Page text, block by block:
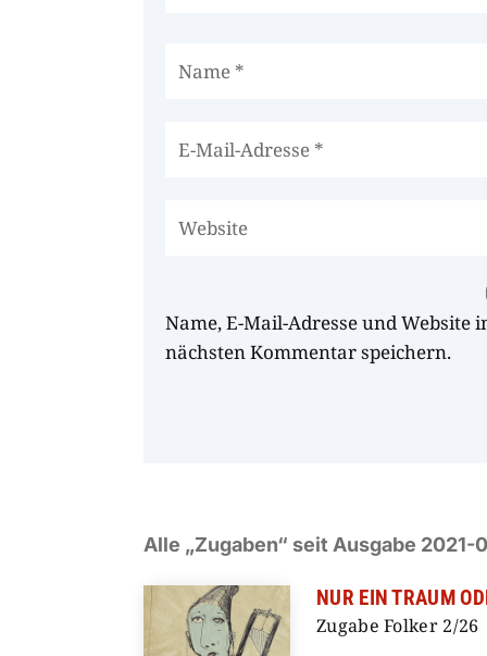
Name, E-Mail-Adresse und Website
nächsten Kommentar speichern.
Alle „Zugaben“ seit Ausgabe 2021-
NUR EIN TRAUM
Zugabe Folker 2/26